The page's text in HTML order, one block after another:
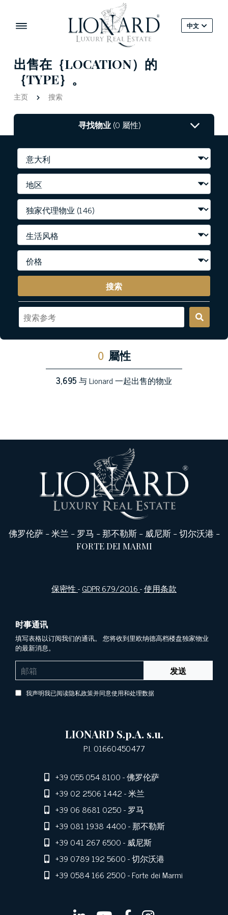
中文
出售在｛LOCATION）的
｛TYPE｝。
主页 搜索
寻找物业(0 屬性)
搜索
0 屬性
3,695与 Lionard 一起出售的物业
佛罗伦萨-米兰 - 罗马 -那不勒斯- 威尼斯-切尔沃港 -
FORTE DEI MARMI
保密性-GDPR 679/2016-使用条款
时事通讯
填写表格以订阅我们的通讯。 您将收到里欧纳德高档楼盘独家物业
的最新消息。
发送
我声明我已阅读隐私政策并同意使用和处理数据
LIONARD S.p.A. s.u.
P.I. 01660450477
+39 055 054 8100- 佛罗伦萨
+39 02 2506 1442- 米兰
+39 06 8681 0250- 罗马
+39 081 1938 4400- 那不勒斯
+39 041 267 6500- 威尼斯
+39 0789 192 5600- 切尔沃港
+39 0584 166 2500- Forte dei Marmi